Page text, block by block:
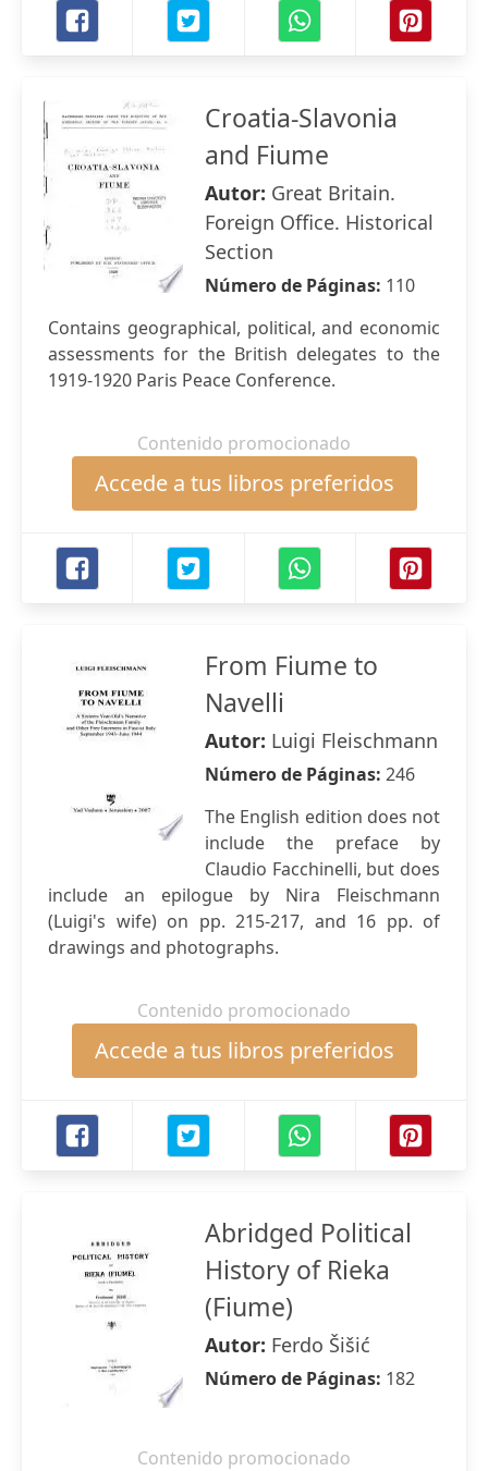
Croatia-Slavonia
and Fiume
Autor: Great Britain.
Foreign Office. Historical
Section
Número de Páginas: 110
Contains geographical, political, and economic
assessments for the British delegates to the
1919-1920 Paris Peace Conference.
Contenido promocionado
Accede a tus libros preferidos
From Fiume to
Navelli
Autor: Luigi Fleischmann
Número de Páginas: 246
The English edition does not
include the preface by
Claudio Facchinelli, but does
include an epilogue by Nira Fleischmann
(Luigi's wife) on pp. 215-217, and 16 pp. of
drawings and photographs.
Contenido promocionado
Accede a tus libros preferidos
Abridged Political
History of Rieka
(Fiume)
Autor: Ferdo Šišić
Número de Páginas: 182
Contenido promocionado